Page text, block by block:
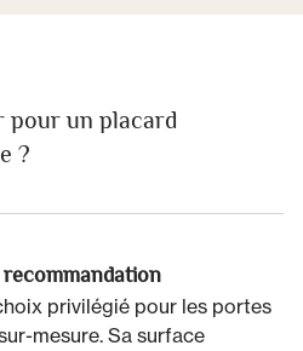
pour un placard
?
privilégié pour les portes
mesure. Sa surface